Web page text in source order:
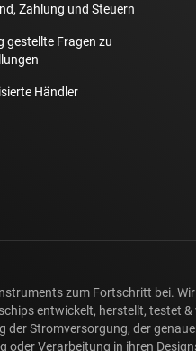
Zahlung und Steuern
gestellte Fragen zu
Händler
zum Fortschritt bei.
entwickelt, herstellt, testet
der Stromversorgung, der
oder Verarbeitung in ihren